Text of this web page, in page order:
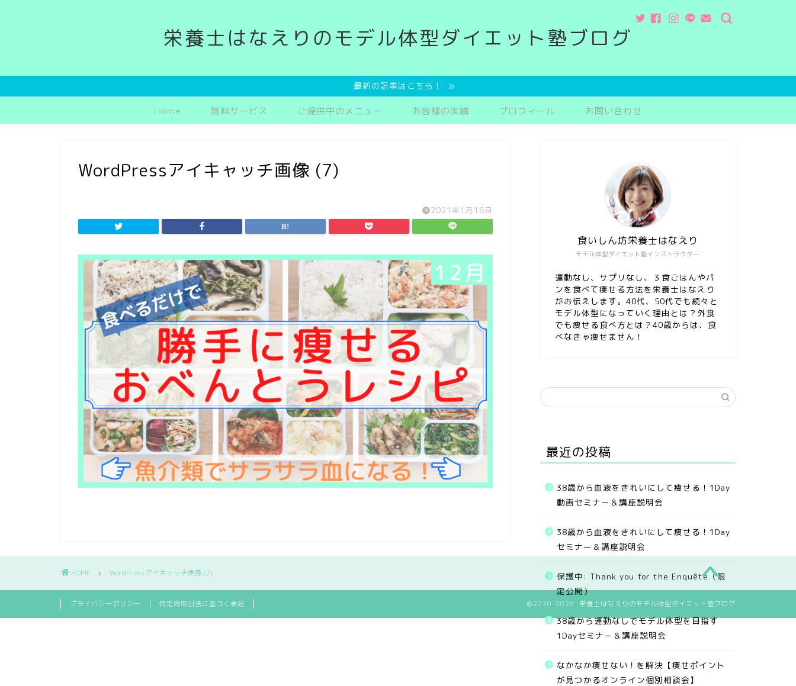
栄養士はなえりのモデル体型ダイエット塾ブログ
最新の記事はこちら！
Home 無料サービス ご提供中のメニュー お客様の実績 プロフィール お問い合わせ
WordPressアイキャッチ画像 (7)
2021年1月16日
モデル体型ダイエット塾インストラクター
食いしん坊栄養士はなえり
運動なし、サプリなし、３食ごはんやパ
ンを食べて痩せる方法を栄養士はなえり
がお伝えします。40代、50代でも続々と
モデル体型になっていく理由とは？外食
でも痩せる食べ方とは？40歳からは、食
べなきゃ痩せません！
最近の投稿
38歳から血液をきれいにして痩せる！1Day
動画セミナー＆講座説明会
38歳から血液をきれいにして痩せる！1Day
セミナー＆講座説明会
保護中: Thank you for the Enquête（限
定公開）
38歳から運動なしでモデル体型を目指す
1Dayセミナー＆講座説明会
なかなか痩せない！を解決【痩せポイント
が見つかるオンライン個別相談会】
HOME WordPressアイキャッチ画像 (7)
プライバシーポリシー 特定商取引法に基づく表記 2020–2026 栄養士はなえりのモデル体型ダイエット塾ブログ